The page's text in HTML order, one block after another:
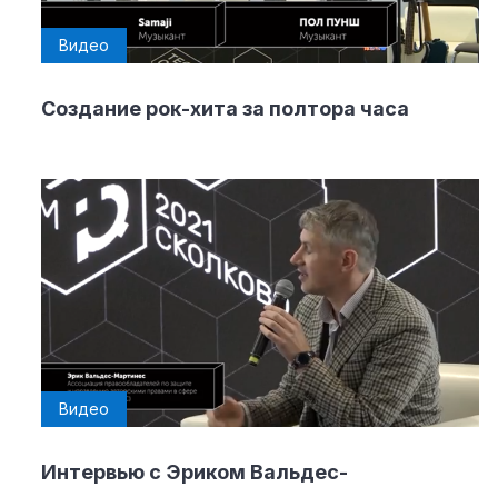
Видео
Создание рок-хита за полтора часа
Видео
Интервью с Эриком Вальдес-